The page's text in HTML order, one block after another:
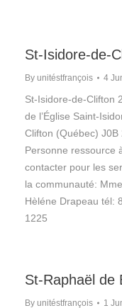
St-Isidore-de-
By unitéstfrançois 4
St-Isidore-de-Clifton
de l’Église Saint-
Clifton (Québec) J0B
Personne ressource
contacter pour les
la communauté:
Hèléne Drapeau tél:
1225
St-Raphaël de
By unitéstfrançois 1